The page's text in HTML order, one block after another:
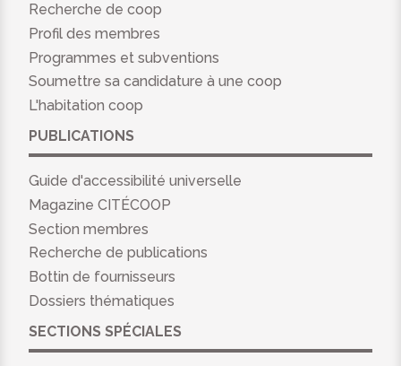
Recherche de coop
Profil des membres
Programmes et subventions
Soumettre sa candidature à une coop
L'habitation coop
PUBLICATIONS
Guide d'accessibilité universelle
Magazine CITÉCOOP
Section membres
Recherche de publications
Bottin de fournisseurs
Dossiers thématiques
SECTIONS SPÉCIALES